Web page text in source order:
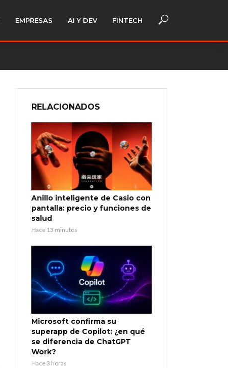
EMPRESAS AI Y DEV FINTECH
RELACIONADOS
Anillo inteligente de Casio con
pantalla: precio y funciones de
salud
Hace 13 minutos
Microsoft confirma su
superapp de Copilot: ¿en qué
se diferencia de ChatGPT
Work?
Hace 3 horas